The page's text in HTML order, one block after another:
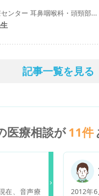
ンター 耳鼻咽喉科・頭頸部...
記事一覧を見る
医療相談が11件
在、音声療 2012年